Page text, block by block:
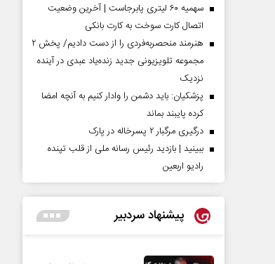
سهمیه ۶۰ لیتری پابرجاست | آخرین وضعیت
اتصال کارت سوخت به کارت بانکی
هنرمند منحصر‌به‌فردی را از دست دادیم/ پخش ۲
مجموعه تلویزیونی جدید زنده‌یاد عبدی در آینده
نزدیک
پزشکیان: باید دشمن را وادار کنیم به آنچه امضا
کرده پایبند بماند
درگیری مرگبار ۲ پسرخاله در پارک
ببینید | بازدید رئیس رسانه ملی از قلب تپنده
رادیو اربعین
پیشنهاد سردبیر